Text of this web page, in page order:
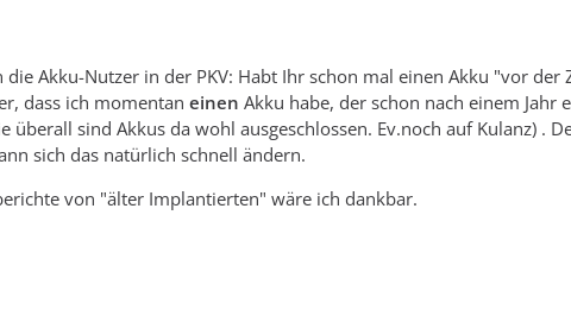
die Akku-Nutzer in der PKV: Habt Ihr schon mal einen Akku "vor der
dass ich momentan einen Akku habe, der schon nach einem
überall sind Akkus da wohl ausgeschlossen. Ev.noch auf Kulanz) .
sich das natürlich schnell ändern.
von "älter Implantierten" wäre ich dankbar.